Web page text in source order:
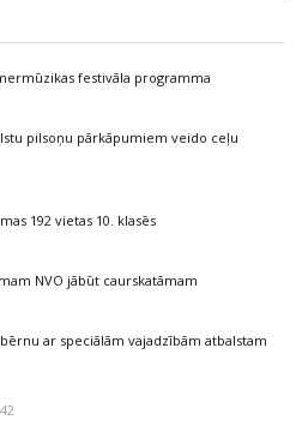
festivāla programma
pilsoņu pārkāpumiem veido ceļu
192 vietas 10. klasēs
NVO jābūt caurskatāmam
ar speciālām vajadzībām atbalstam